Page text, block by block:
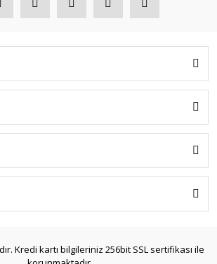
Kredi kartı bilgileriniz 256bit SSL sertifikası ile